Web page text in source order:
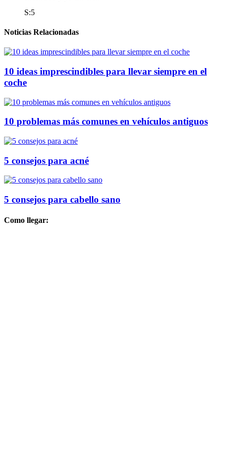
S:5
Noticias Relacionadas
10 ideas imprescindibles para llevar siempre en el
coche
10 problemas más comunes en vehículos antiguos
5 consejos para acné
5 consejos para cabello sano
Como llegar: